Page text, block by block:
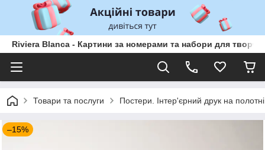
Riviera Blanca - Картини за номерами та набори для
Товари та послуги Постери. Інтер'єрний друк на полотні
–15%